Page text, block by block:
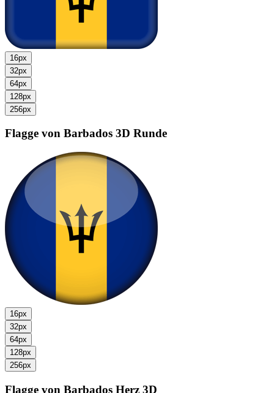
16px
32px
64px
128px
256px
Flagge von Barbados 3D Runde
16px
32px
64px
128px
256px
Flagge von Barbados Herz 3D